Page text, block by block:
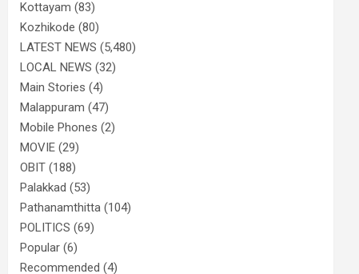
Kottayam (83)
Kozhikode (80)
LATEST NEWS (5,480)
LOCAL NEWS (32)
Main Stories (4)
Malappuram (47)
Mobile Phones (2)
MOVIE (29)
OBIT (188)
Palakkad (53)
Pathanamthitta (104)
POLITICS (69)
Popular (6)
Recommended (4)